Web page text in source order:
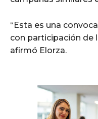
“Esta es una
con participación de
afirmó Elorza.